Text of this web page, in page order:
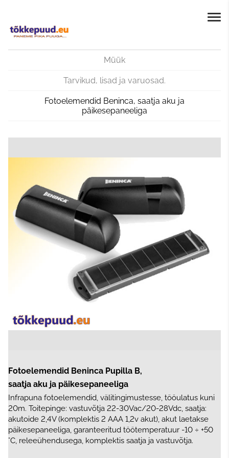
Müük
Tarvikud, lisad ja varuosad.
Fotoelemendid Beninca, saatja aku ja
päikesepaneeliga
Fotoelemendid Beninca Pupilla B,
saatja aku ja päikesepaneeliga
Infrapuna fotoelemendid, välitingimustesse, tööulatus kuni
20m. Toitepinge: vastuvõtja 22-30Vac/20-28Vdc, saatja:
akutoide 2,4V (komplektis 2 AAA 1,2v akut), akut laetakse
päikesepaneeliga, garanteeritud töötemperatuur -10 ÷ +50
°C, releeühendusega, komplektis saatja ja vastuvõtja.